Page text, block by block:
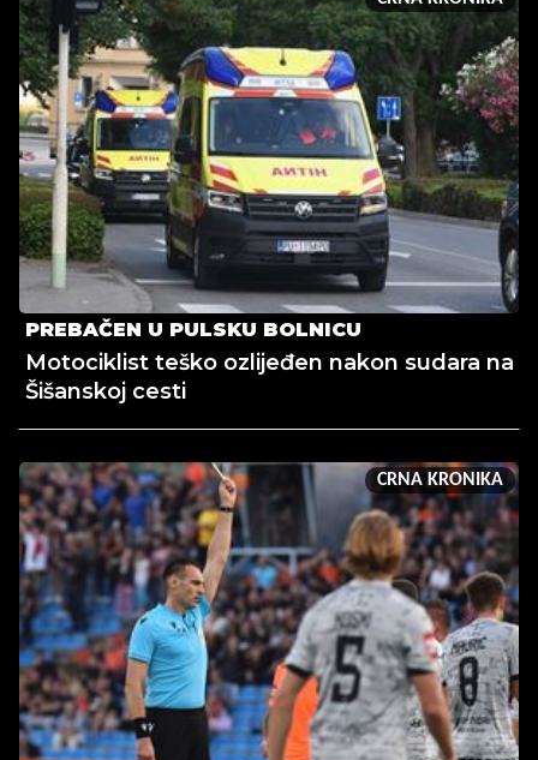
PREBAČEN U PULSKU BOLNICU
Motociklist teško ozlijeđen nakon sudara na
Šišanskoj cesti
CRNA KRONIKA